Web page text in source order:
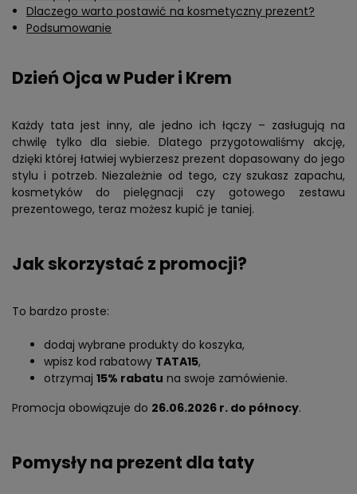
Dlaczego warto postawić na kosmetyczny prezent?
Podsumowanie
Dzień Ojca w Puder i Krem
Każdy tata jest inny, ale jedno ich łączy – zasługują na
chwilę tylko dla siebie. Dlatego przygotowaliśmy akcję,
dzięki której łatwiej wybierzesz prezent dopasowany do jego
stylu i potrzeb. Niezależnie od tego, czy szukasz zapachu,
kosmetyków do pielęgnacji czy gotowego zestawu
prezentowego, teraz możesz kupić je taniej.
Jak skorzystać z promocji?
To bardzo proste:
dodaj wybrane produkty do koszyka,
wpisz kod rabatowy TATA15,
otrzymaj 15% rabatu na swoje zamówienie.
Promocja obowiązuje do 26.06.2026 r. do północy.
Pomysły na prezent dla taty